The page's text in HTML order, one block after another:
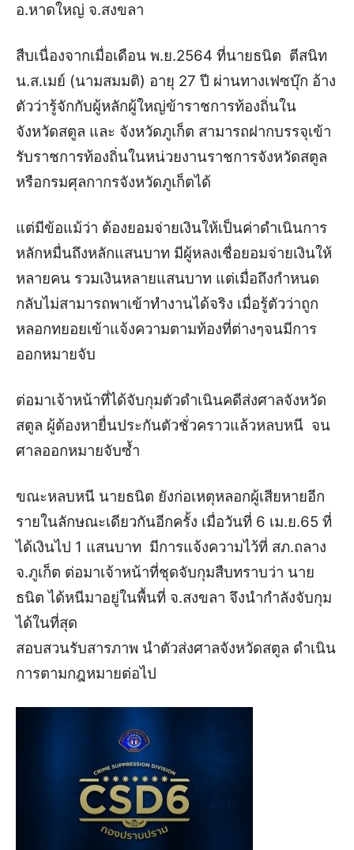
อ.หาดใหญ่ จ.สงขลา
สืบเนื่องจากเมื่อเดือน พ.ย.2564 ที่นายธนิต ตีสนิท
น.ส.เมย์ (นามสมมติ) อายุ 27 ปี ผ่านทางเฟซบุ๊ก อ้าง
ตัวว่ารู้จักกับผู้หลักผู้ใหญ่ข้าราชการท้องถิ่นใน
จังหวัดสตูล และ จังหวัดภูเก็ต สามารถฝากบรรจุเข้า
รับราชการท้องถิ่นในหน่วยงานราชการจังหวัดสตูล
หรือกรมศุลกากรจังหวัดภูเก็ตได้
แต่มีข้อแม้ว่า ต้องยอมจ่ายเงินให้เป็นค่าดำเนินการ
หลักหมื่นถึงหลักแสนบาท มีผู้หลงเชื่อยอมจ่ายเงินให้
หลายคน รวมเงินหลายแสนบาท แต่เมื่อถึงกำหนด
กลับไม่สามารถพาเข้าทำงานได้จริง เมื่อรู้ตัวว่าถูก
หลอกทยอยเข้าแจ้งความตามท้องที่ต่างๆจนมีการ
ออกหมายจับ
ต่อมาเจ้าหน้าที่ได้จับกุมตัวดำเนินคดีส่งศาลจังหวัด
สตูล ผู้ต้องหายื่นประกันตัวชั่วคราวแล้วหลบหนี จน
ศาลออกหมายจับซ้ำ
ขณะหลบหนี นายธนิต ยังก่อเหตุหลอกผู้เสียหายอีก
รายในลักษณะเดียวกันอีกครั้ง เมื่อวันที่ 6 เม.ย.65 ที่
ได้เงินไป 1 แสนบาท มีการแจ้งความไว้ที่ สภ.ถลาง
จ.ภูเก็ต ต่อมาเจ้าหน้าที่ชุดจับกุมสืบทราบว่า นาย
ธนิต ได้หนีมาอยู่ในพื้นที่ จ.สงขลา จึงนำกำลังจับกุม
ได้ในที่สุด
สอบสวนรับสารภาพ นำตัวส่งศาลจังหวัดสตูล ดำเนิน
การตามกฎหมายต่อไป